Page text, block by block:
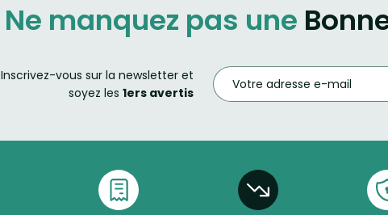
Ne manquez pas une
Inscrivez-vous sur la newsletter et
soyez les 1ers avertis